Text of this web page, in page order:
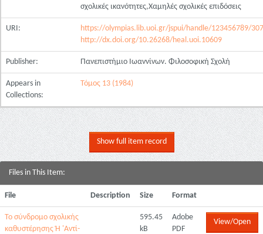
σχολικές ικανότητες,Χαμηλές σχολικές επιδόσεις
URI:
https://olympias.lib.uoi.gr/jspui/handle/123456789/
http://dx.doi.org/10.26268/heal.uoi.10609
Publisher: Πανεπιστήμιο Ιωαννίνων. Φιλοσοφική Σχολή
Appears in
Collections:
Τόμος 13 (1984)
Show full item record
Files in This Item:
File Description Size Format
Το σύνδρομο σχολικής
καθυστέρησης Ή 'Αντί-
595.45
kB
Adobe
PDF
View/Open